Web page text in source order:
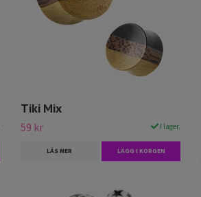
Tiki Mix
59 kr I lager.
LÄS MER LÄGG I KORGEN